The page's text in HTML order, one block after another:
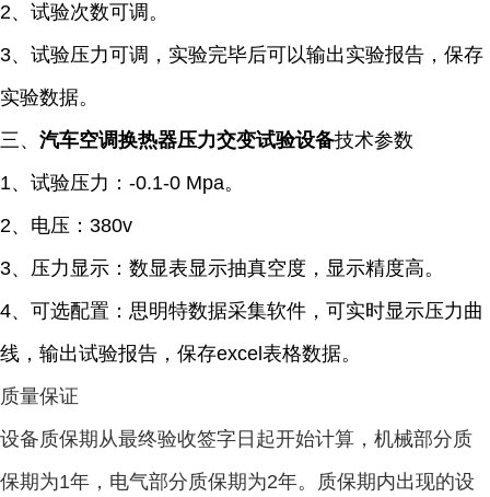
2、试验次数可调。
3、试验压力可调，实验完毕后可以输出实验报告，保存
实验数据。
三、 汽车空调换热器压力交变试验设备技术参数
1、试验压力：-0.1-0 Mpa。
2、电压：380v
3、压力显示：数显表显示抽真空度，显示精度高。
4、可选配置：思明特数据采集软件，可实时显示压力曲
线，输出试验报告，保存excel表格数据。
质量保证
设备质保期从最终验收签字日起开始计算，机械部分质
保期为1年，电气部分质保期为2年。质保期内出现的设